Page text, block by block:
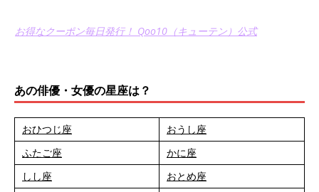
お得なクーポン毎日発行！ Qoo10（キューテン）公式
あの俳優・女優の星座は？
おひつじ座
おうし座
ふたご座
かに座
しし座
おとめ座